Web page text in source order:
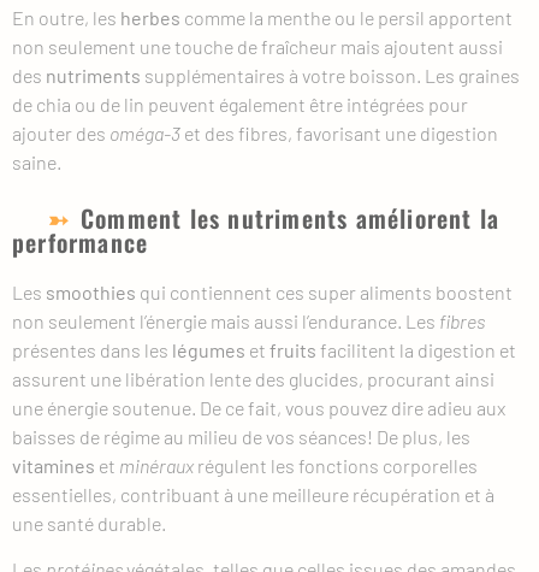
En outre, les herbes comme la menthe ou le persil apportent
non seulement une touche de fraîcheur mais ajoutent aussi
des nutriments supplémentaires à votre boisson. Les graines
de chia ou de lin peuvent également être intégrées pour
ajouter des oméga-3 et des fibres, favorisant une digestion
saine.
Comment les nutriments améliorent la
performance
Les smoothies qui contiennent ces super aliments boostent
non seulement l’énergie mais aussi l’endurance. Les fibres
présentes dans les légumes et fruits facilitent la digestion et
assurent une libération lente des glucides, procurant ainsi
une énergie soutenue. De ce fait, vous pouvez dire adieu aux
baisses de régime au milieu de vos séances! De plus, les
vitamines et minéraux régulent les fonctions corporelles
essentielles, contribuant à une meilleure récupération et à
une santé durable.